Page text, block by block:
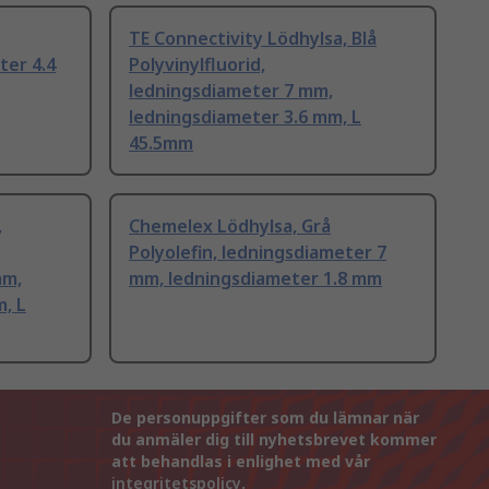
4.4
TE Connectivity Lödhylsa, Blå
Polyvinylfluorid,
ledningsdiameter 7 mm,
ledningsdiameter 3.6 mm, L
45.5mm
L
Chemelex Lödhylsa, Grå
Polyolefin, ledningsdiameter 7
mm, ledningsdiameter 1.8 mm
De personuppgifter som du lämnar när
du anmäler dig till nyhetsbrevet kommer
att behandlas i enlighet med vår
integritetspolicy.